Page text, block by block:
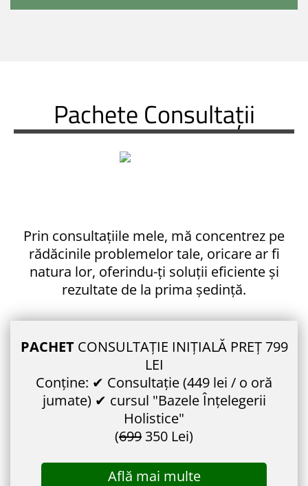
Pachete Consultații
Prin consultațiile mele, mă concentrez pe
rădăcinile problemelor tale, oricare ar fi
natura lor, oferindu-ți soluții eficiente și
rezultate de la prima ședință.
PACHETCONSULTAȚIE INIȚIALĂ PREȚ 799
LEI
Conține: ✔ Consultație (449 lei / o oră
jumate) ✔ cursul "Bazele Înțelegerii
Holistice"
(699 350 Lei)
Află mai multe